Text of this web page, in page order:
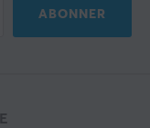
ABONNER